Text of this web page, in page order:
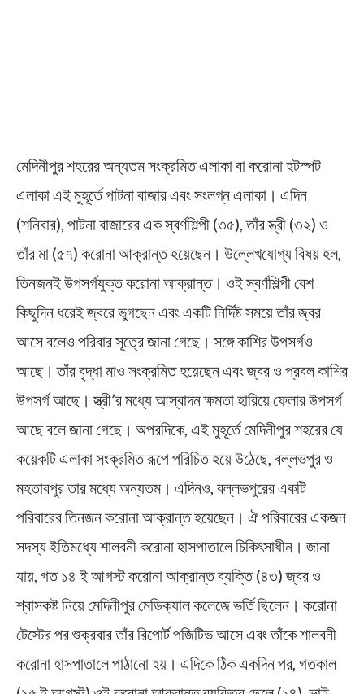
মেদিনীপুর শহরের অন্যতম সংক্রমিত এলাকা বা করোনা হটস্পট
এলাকা এই মুহূর্তে পাটনা বাজার এবং সংলগ্ন এলাকা। এদিন
(শনিবার), পাটনা বাজারের এক স্বর্ণশিল্পী (৩৫), তাঁর স্ত্রী (৩২) ও
তাঁর মা (৫৭) করোনা আক্রান্ত হয়েছেন। উল্লেখযোগ্য বিষয় হল,
তিনজনই উপসর্গযুক্ত করোনা আক্রান্ত। ওই স্বর্ণশিল্পী বেশ
কিছুদিন ধরেই জ্বরে ভুগছেন এবং একটি নির্দিষ্ট সময়ে তাঁর জ্বর
আসে বলেও পরিবার সূত্রে জানা গেছে। সঙ্গে কাশির উপসর্গও
আছে। তাঁর বৃদ্ধা মাও সংক্রমিত হয়েছেন এবং জ্বর ও প্রবল কাশির
উপসর্গ আছে। স্ত্রী’র মধ্যে আস্বাদন ক্ষমতা হারিয়ে ফেলার উপসর্গ
আছে বলে জানা গেছে। অপরদিকে, এই মুহূর্তে মেদিনীপুর শহরের যে
কয়েকটি এলাকা সংক্রমিত রূপে পরিচিত হয়ে উঠেছে, বল্লভপুর ও
মহতাবপুর তার মধ্যে অন্যতম। এদিনও, বল্লভপুরের একটি
পরিবারের তিনজন করোনা আক্রান্ত হয়েছেন। ঐ পরিবারের একজন
সদস্য ইতিমধ্যে শালবনী করোনা হাসপাতালে চিকিৎসাধীন। জানা
যায়, গত ১৪ ই আগস্ট করোনা আক্রান্ত ব্যক্তি (৪৩) জ্বর ও
শ্বাসকষ্ট নিয়ে মেদিনীপুর মেডিক্যাল কলেজে ভর্তি ছিলেন। করোনা
টেস্টের পর শুক্রবার তাঁর রিপোর্ট পজিটিভ আসে এবং তাঁকে শালবনী
করোনা হাসপাতালে পাঠানো হয়। এদিকে ঠিক একদিন পর, গতকাল